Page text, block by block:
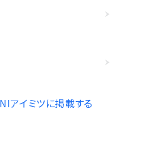
アイミツに掲載する